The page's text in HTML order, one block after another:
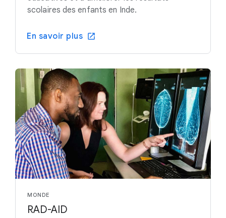
scolaires des enfants en Inde.
En savoir plus
MONDE
RAD-AID